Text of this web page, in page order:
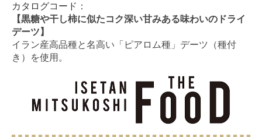
カタログコード：
【黒糖や干し柿に似たコク深い甘みある味わいのドライ
デーツ】
イラン産高品種と名高い「ピアロム種」デーツ（種付
き）を使用。